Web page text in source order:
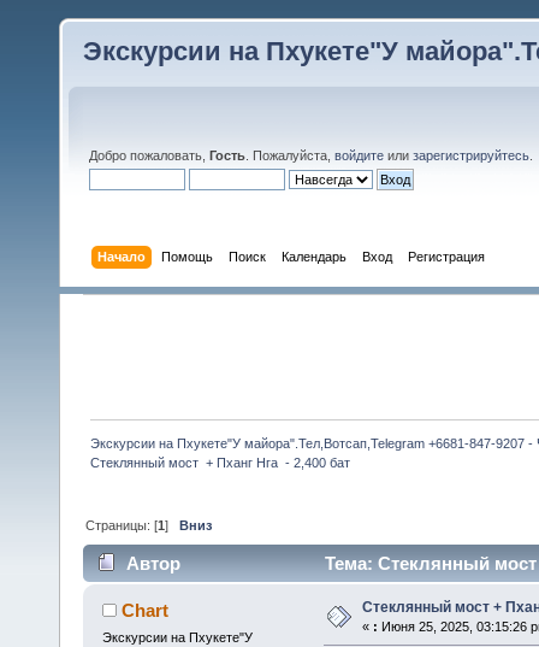
Экскурсии на Пхукете"У
Добро пожаловать, Гость . Пожалуйста, войдите или зарегистрируйтесь
Начало Помощь Поиск Календарь Вход Регистрация
Экскурсии на Пхукете"У майора".Тел,Вотсап,Telegram +6681-847-9207 -
Стеклянный мост  + Пханг Нга  - 2,400 бат
Страницы: [1]Вниз
Автор Тема: Стеклянный мост
Chart
Экскурсии на Пхукете"У
Стеклянный мост +
« : Июня 25, 2025, 03:15:26